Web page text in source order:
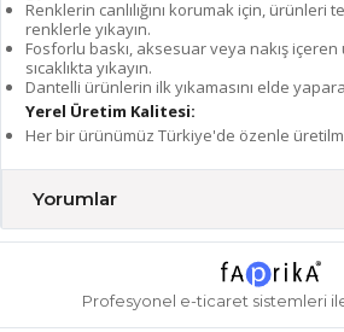
Renklerin canlılığını korumak için,
renklerle yıkayın.
Fosforlu baskı, aksesuar veya nakış
sıcaklıkta yıkayın.
Dantelli ürünlerin ilk yıkamasını elde
Yerel Üretim Kalitesi:
Her bir ürünümüz Türkiye'de özenle
Yorumlar
Profesyonel e-ticaret sistemleri ile